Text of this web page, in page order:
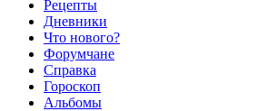
Рецепты
Дневники
Что нового?
Форумчане
Справка
Гороскоп
Альбомы